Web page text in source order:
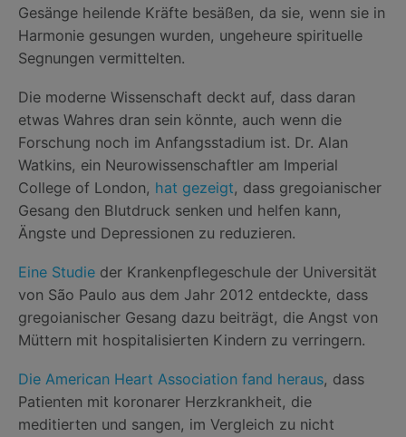
Gesänge heilende Kräfte besäßen, da sie, wenn sie in
Harmonie gesungen wurden, ungeheure spirituelle
Segnungen vermittelten.
Die moderne Wissenschaft deckt auf, dass daran
etwas Wahres dran sein könnte, auch wenn die
Forschung noch im Anfangsstadium ist. Dr. Alan
Watkins, ein Neurowissenschaftler am Imperial
College of London, hat gezeigt, dass gregoianischer
Gesang den Blutdruck senken und helfen kann,
Ängste und Depressionen zu reduzieren.
Eine Studie der Krankenpflegeschule der Universität
von São Paulo aus dem Jahr 2012 entdeckte, dass
gregoianischer Gesang dazu beiträgt, die Angst von
Müttern mit hospitalisierten Kindern zu verringern.
Die American Heart Association fand heraus, dass
Patienten mit koronarer Herzkrankheit, die
meditierten und sangen, im Vergleich zu nicht